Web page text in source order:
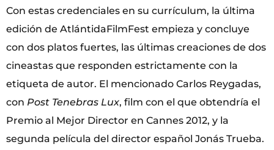
Con estas credenciales en su currículum, la última
edición de AtlántidaFilmFest empieza y concluye
con dos platos fuertes, las últimas creaciones de dos
cineastas que responden estrictamente con la
etiqueta de autor. El mencionado Carlos Reygadas,
con Post Tenebras Lux, film con el que obtendría el
Premio al Mejor Director en Cannes 2012, y la
segunda película del director español Jonás Trueba.